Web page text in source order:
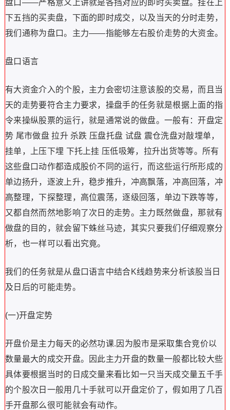
盘口——严格意义上讲就是各挡对应的即时买卖盘。挂在上
下五挡的买卖盘，下面的即时成交，以及当天的分时走势，
我们通称为盘口。主力——指能够左右股价走势的大资金。
盘口语言
有大资金介入的个股，主力会密切注意该股的交易，而且当
天的走势要符合主力要求，操盘手的任务就是根据上面的指
令来操纵股票的运行，就是通常说的做盘。一般有：开盘定
势 尾市做盘 拉升 杀跌 压盘托盘 试盘 震仓洗盘对敲埋单，
挂单，上压下埋 下托上挂 压低吸筹，拉升出货等等。所有
这些盘口动作都造成股价不同的运行，而这些运行所形成的
单边扬升，逐波上升，稳步推升，冲高飘落，冲高回落，冲
高整理，下探整理，高位震荡，逐级回落，单边下跌等等，
又都自然而然地影响了次日的走势。主力既然做盘，那就有
做盘的目的，就会留下蛛丝马迹，其实只要我们仔细观察分
析，也一样可以看出究竟。
我们的任务就是从盘口语言中结合K线趋势来分析该股当日
及日后的可能走势。
(一)开盘定势
开盘价是主力每天的必然功课.因为股市是采取集合竞价以
数量最大的成交开盘。因此主力开盘的数量一般都比较大些
具体要根据当时的日成交量来看比如一只当天成交量五千手
的个股次日一般用几十手就可以开盘定价了，假如用了几百
手开盘那么很可能就会有动作。